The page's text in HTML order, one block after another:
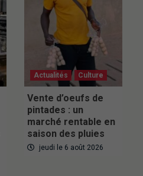
Actualités Culture
Vente d’oeufs de
pintades : un
marché rentable en
saison des pluies
jeudi le 6 août 2026